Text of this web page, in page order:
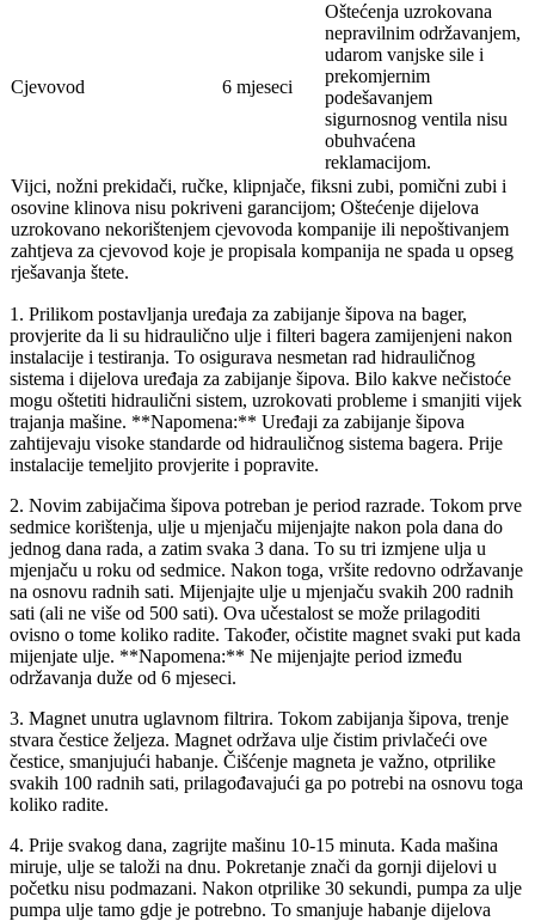
Cjevovod 6 mjeseci
Oštećenja uzrokovana
nepravilnim održavanjem,
udarom vanjske sile i
prekomjernim
podešavanjem
sigurnosnog ventila nisu
obuhvaćena
reklamacijom.
Vijci, nožni prekidači, ručke, klipnjače, fiksni zubi, pomični zubi i
osovine klinova nisu pokriveni garancijom; Oštećenje dijelova
uzrokovano nekorištenjem cjevovoda kompanije ili nepoštivanjem
zahtjeva za cjevovod koje je propisala kompanija ne spada u opseg
rješavanja štete.
1. Prilikom postavljanja uređaja za zabijanje šipova na bager,
provjerite da li su hidraulično ulje i filteri bagera zamijenjeni nakon
instalacije i testiranja. To osigurava nesmetan rad hidrauličnog
sistema i dijelova uređaja za zabijanje šipova. Bilo kakve nečistoće
mogu oštetiti hidraulični sistem, uzrokovati probleme i smanjiti vijek
trajanja mašine. **Napomena:** Uređaji za zabijanje šipova
zahtijevaju visoke standarde od hidrauličnog sistema bagera. Prije
instalacije temeljito provjerite i popravite.
2. Novim zabijačima šipova potreban je period razrade. Tokom prve
sedmice korištenja, ulje u mjenjaču mijenjajte nakon pola dana do
jednog dana rada, a zatim svaka 3 dana. To su tri izmjene ulja u
mjenjaču u roku od sedmice. Nakon toga, vršite redovno održavanje
na osnovu radnih sati. Mijenjajte ulje u mjenjaču svakih 200 radnih
sati (ali ne više od 500 sati). Ova učestalost se može prilagoditi
ovisno o tome koliko radite. Također, očistite magnet svaki put kada
mijenjate ulje. **Napomena:** Ne mijenjajte period između
održavanja duže od 6 mjeseci.
3. Magnet unutra uglavnom filtrira. Tokom zabijanja šipova, trenje
stvara čestice željeza. Magnet održava ulje čistim privlačeći ove
čestice, smanjujući habanje. Čišćenje magneta je važno, otprilike
svakih 100 radnih sati, prilagođavajući ga po potrebi na osnovu toga
koliko radite.
4. Prije svakog dana, zagrijte mašinu 10-15 minuta. Kada mašina
miruje, ulje se taloži na dnu. Pokretanje znači da gornji dijelovi u
početku nisu podmazani. Nakon otprilike 30 sekundi, pumpa za ulje
pumpa ulje tamo gdje je potrebno. To smanjuje habanje dijelova